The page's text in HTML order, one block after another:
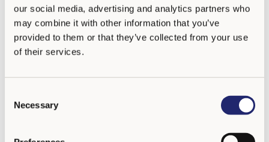
our social media, advertising and analytics partners who
may combine it with other information that you’ve
provided to them or that they’ve collected from your use
of their services.
Necessary
ElKiVa Trainingbrinda a los docentes y directivos
herramientas prácticas y estrategias efectivas para
identificar, prevenir y atender situaciones de acoso escolar,
garantizando espacios más seguros y positivos para el
San Josépor la innovación educativa y por la creación de